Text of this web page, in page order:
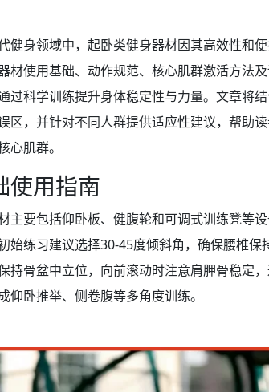
健身领域中，起卧类健身器材因其高效性和
材使用基础、动作规范、核心肌群激活方法及
过科学训练提升身体稳定性与力量。文章将
区，并针对不同人群提供适应性建议，帮助
心肌群。
使用指南
主要包括仰卧板、健腹轮和可调式训练凳等
始练习建议选择30-45度倾斜角，确保腰椎保
持骨盆中立位，向前滚动时注意肩胛骨稳定
仰卧推举、侧卷腹等多角度训练。